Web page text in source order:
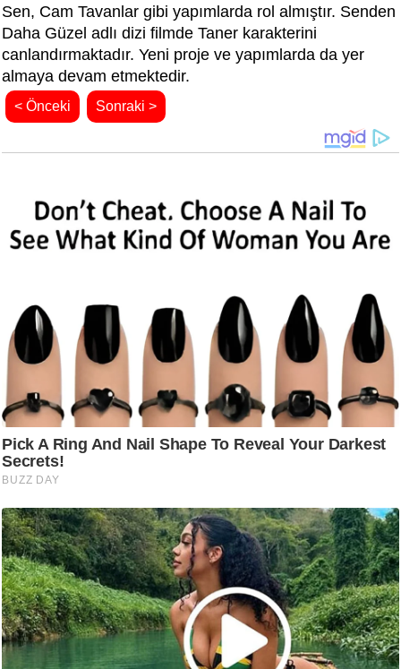
Sen, Cam Tavanlar gibi yapımlarda rol almıştır. Senden
Daha Güzel adlı dizi filmde Taner karakterini
canlandırmaktadır. Yeni proje ve yapımlarda da yer
almaya devam etmektedir.
< Önceki Sonraki >